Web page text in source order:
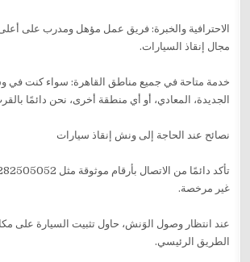
الاحترافية والخبرة: فريق عمل مؤهل ومدرب على
مجال إنقاذ السيارات.
خدمة متاحة في جميع مناطق القاهرة: سواء كنت في
الجديدة، المعادي، أو أي منطقة أخرى، نحن دائمًا
نصائح عند الحاجة إلى ونش إنقاذ سيارات
غير مرخصة.
عند انتظار وصول الوَنش، حاول تثبيت السيارة على
الطريق الرئيسي.